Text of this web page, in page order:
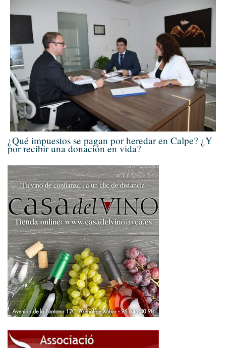
¿Qué impuestos se pagan por heredar en Calpe? ¿Y
por recibir una donación en vida?